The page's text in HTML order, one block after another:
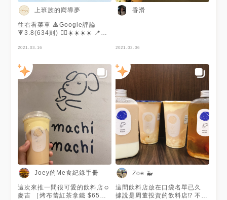
上班族的嚮導夢
往右看菜單 🔺Google評論
🔻3.8(634則) ✍🏻☀️☀️☀️☀️ 📍台
號 🚆忠孝敦化站9號出口號5分
日)/11:00-21:00(六日)
☎️(02)2752-5069 🥤芝士厚蓋
紅茶拿鐵(半糖去冰)💰70 店家
在瓶內先沾一下芝士 再加入紅
茶拿鐵 有種奶茶天空中☁️的感
覺 視覺效果很美 芝士奶蓋味道
很濃郁調配得很好 🥤奶酪紅茶
拿鐵(半糖去冰)💰85 奶酪紅茶
拿鐵新奇也很好喝 建議攪散一
些比較好喝 也較能細細品嚐奶
酪的味道 💬 飲料偏貴 拍照很
美有創意 飲料的視覺感受也很
讚👍🏻 #popdaily #popyummy
#popyummy台北 #menu
#menu台灣 #menu台北
#googlemaps #letsguide
#taiwan #taiwanfood
2021-03-16
香滑
2021-03-06
Joey的Me食紀錄手冊
這次來推一間很可愛的飲料店☺️
麥吉 ［烤布蕾紅茶拿鐵 $65］
Zoe 🐳
這間飲料店放在口袋名單已久
據說是周董投資的飲料店⁉️ 不管